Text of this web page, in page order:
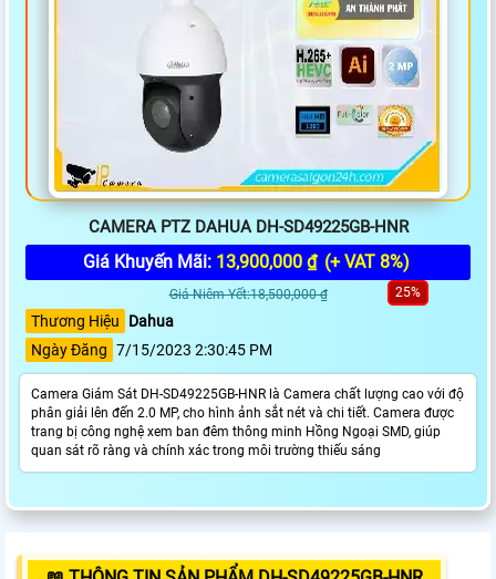
CAMERA PTZ DAHUA DH-SD49225GB-HNR
Giá Khuyến Mãi: 13,900,000 ₫ (+ VAT 8%)
Giá Niêm Yết:18,500,000 ₫ 25%
Thương Hiệu
Dahua
Ngày Đăng 7/15/2023 2:30:45 PM
Camera Giám Sát DH-SD49225GB-HNR là Camera chất lượng cao với độ
phân giải lên đến 2.0 MP, cho hình ảnh sắt nét và chi tiết. Camera được
trang bị công nghệ xem ban đêm thông minh Hồng Ngoại SMD, giúp
quan sát rõ ràng và chính xác trong môi trường thiếu sáng